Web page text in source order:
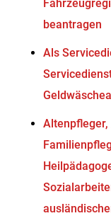
beantragen
Als
Altenpfleger,